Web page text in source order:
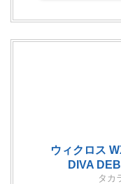
ウィクロス
DIVA
タカ